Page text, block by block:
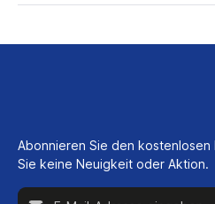
Abonnieren Sie den
Sie keine Neuigkeit oder Aktion.
E-Mail-Adresse*